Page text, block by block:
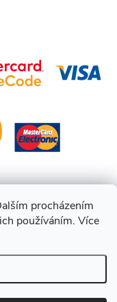
procházením
používáním. Více
práva vyhrazena.